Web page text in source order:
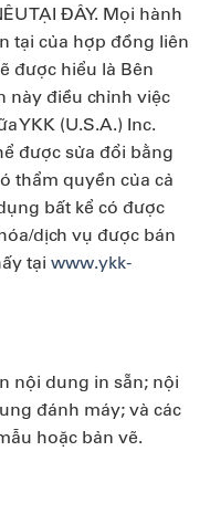
TẠI ĐÂY. Mọi hành
tại của hợp đồng liên
được hiểu là Bên
này điều chỉnh việc
YKK (U.S.A.) Inc.
được sửa đổi bằng
thẩm quyền của cả
bất kể có được
dịch vụ được bán
tại www.ykk-
nội dung in sẵn; nội
đánh máy; và các
hoặc bản vẽ.